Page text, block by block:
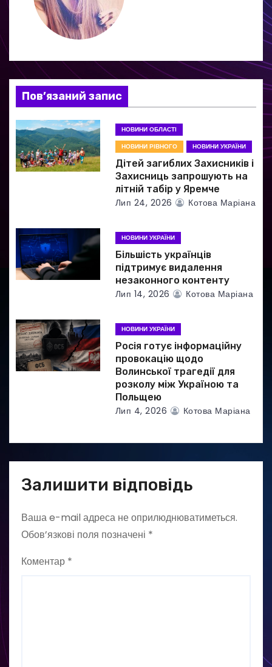
з
а
п
и
с
в
Пов’язаний запис
НОВИНИ ОБЛАСТІ
НОВИНИ РІВНОГО
НОВИНИ УКРАЇНИ
Дітей загиблих Захисників і
Захисниць запрошують на
літній табір у Яремче
Лип 24, 2026 Котова Маріана
НОВИНИ УКРАЇНИ
Більшість українців
підтримує видалення
незаконного контенту
Лип 14, 2026 Котова Маріана
НОВИНИ УКРАЇНИ
Росія готує інформаційну
провокацію щодо
Волинської трагедії для
розколу між Україною та
Польщею
Лип 4, 2026 Котова Маріана
Залишити відповідь
Ваша e-mail адреса не оприлюднюватиметься.
Обов’язкові поля позначені *
Коментар *